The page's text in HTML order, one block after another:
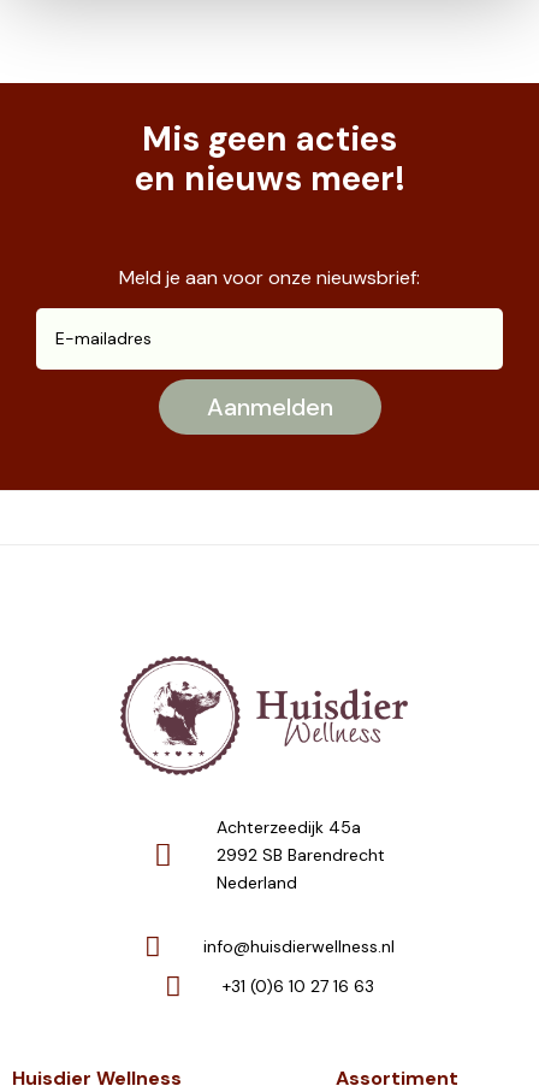
Mis geen acties
en nieuws meer!
Meld je aan voor onze nieuwsbrief:
Achterzeedijk 45a
2992 SB Barendrecht
Nederland
info@huisdierwellness.nl
+31 (0)6 10 27 16 63
Huisdier Wellness
Assortiment